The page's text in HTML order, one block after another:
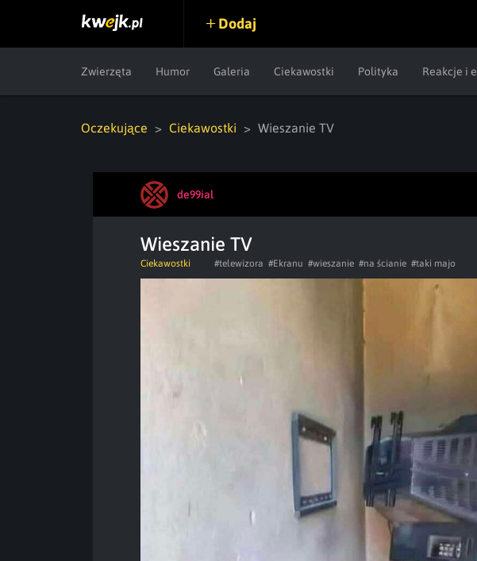
Dodaj
Zwierzęta Humor Galeria Ciekawostki Polityka Reakcje i
Oczekujące Ciekawostki Wieszanie TV
de99ial
Wieszanie TV
Ciekawostki #telewizora #Ekranu #wieszanie #na ścianie #taki majo